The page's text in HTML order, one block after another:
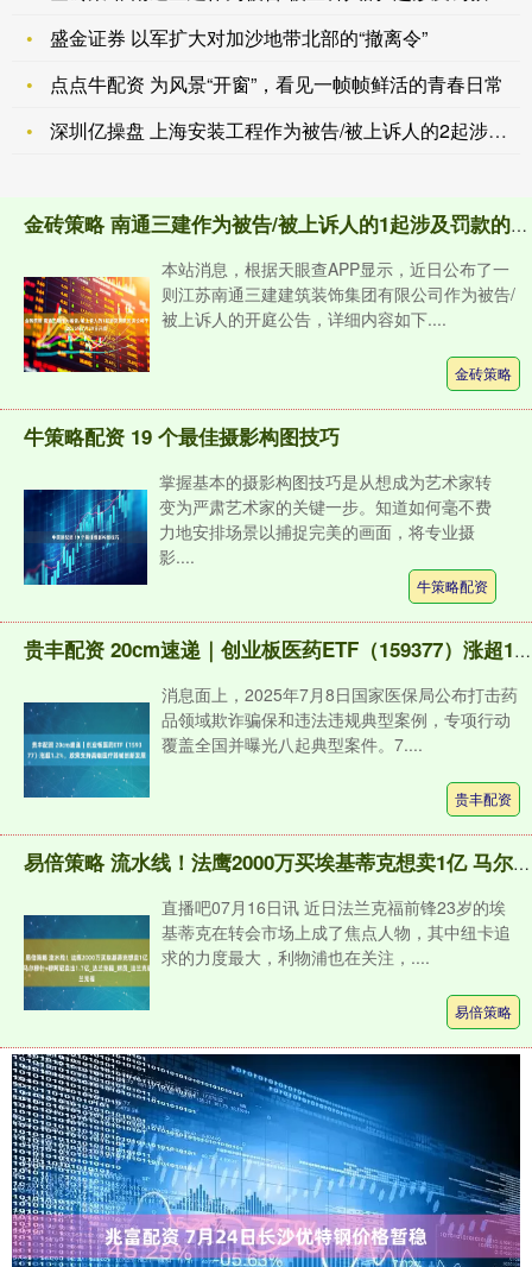
盛金证券 以军扩大对加沙地带北部的“撤离令”
点点牛配资 为风景“开窗”，看见一帧帧鲜活的青春日常
深圳亿操盘 上海安装工程作为被告/被上诉人的2起涉及买卖合同
金砖策略 南通三建作为被告/被上诉人的1起涉及罚款的诉讼将于2025年7月29日开庭
本站消息，根据天眼查APP显示，近日公布了一
则江苏南通三建建筑装饰集团有限公司作为被告/
被上诉人的开庭公告，详细内容如下....
金砖策略
牛策略配资 19 个最佳摄影构图技巧
掌握基本的摄影构图技巧是从想成为艺术家转
变为严肃艺术家的关键一步。知道如何毫不费
力地安排场景以捕捉完美的画面，将专业摄
影....
牛策略配资
贵丰配资 20cm速递｜创业板医药ETF（159377）涨超1.2%，政策支持高端医疗器械创新发展
消息面上，2025年7月8日国家医保局公布打击药
品领域欺诈骗保和违法违规典型案例，专项行动
覆盖全国并曝光八起典型案件。7....
贵丰配资
易倍策略 流水线！法鹰2000万买埃基蒂克想卖1亿 马尔穆什+穆阿尼卖出1.7亿_法兰克福_球员_法兰克福
直播吧07月16日讯 近日法兰克福前锋23岁的埃
基蒂克在转会市场上成了焦点人物，其中纽卡追
求的力度最大，利物浦也在关注，....
易倍策略